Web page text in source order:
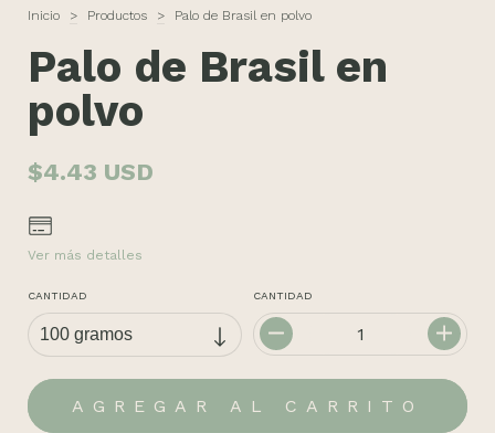
Inicio > Productos > Palo de Brasil en polvo
Palo de Brasil en
polvo
$4.43 USD
Ver más detalles
CANTIDAD CANTIDAD